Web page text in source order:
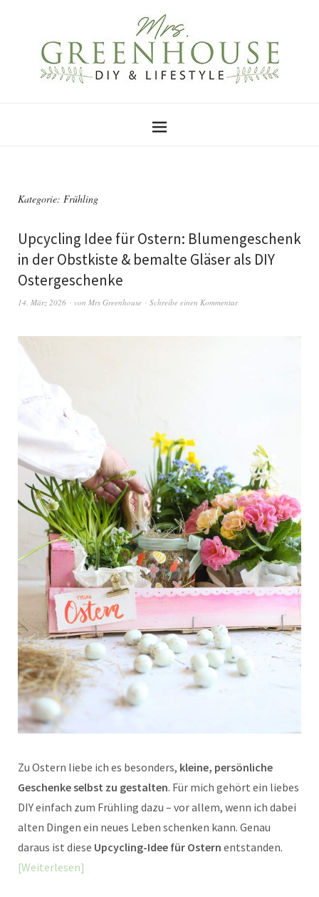
Kategorie: Frühling
Upcycling Idee für Ostern: Blumengeschenk
in der Obstkiste & bemalte Gläser als DIY
Ostergeschenke
14. März 2026 von Mrs Greenhouse Schreibe einen Kommentar
Zu Ostern liebe ich es besonders, kleine, persönliche
Geschenke selbst zu gestalten. Für mich gehört ein liebes
DIY einfach zum Frühling dazu – vor allem, wenn ich dabei
alten Dingen ein neues Leben schenken kann. Genau
daraus ist diese Upcycling-Idee für Ostern entstanden.
Weiterlesen